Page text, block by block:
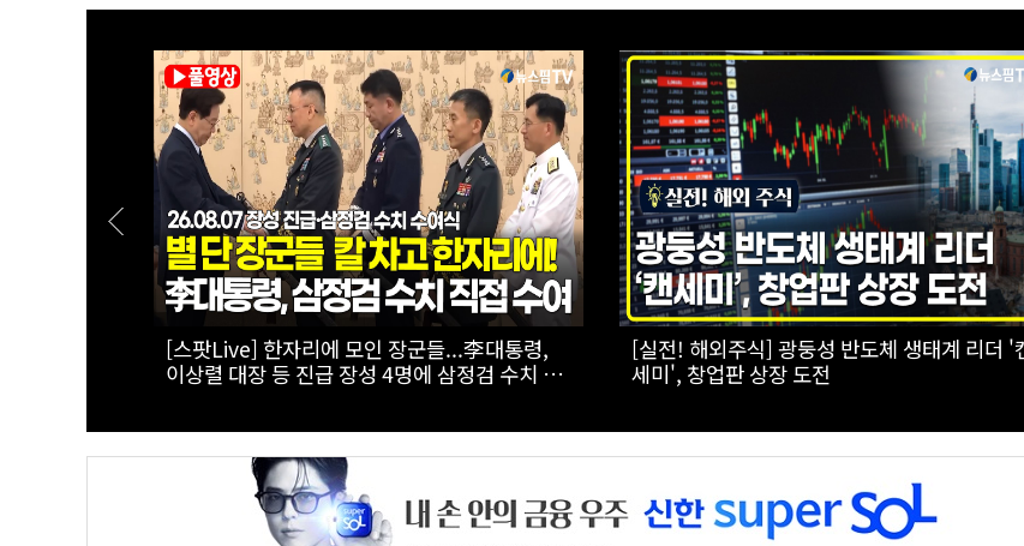
[실전! 해외주식] 극한의 우주 환경을 돌파하는
AADX의 경쟁력
[스팟Live] 일상에서 장점이 더 돋보이는 '전기
패밀리 SUV' 볼보 EX90